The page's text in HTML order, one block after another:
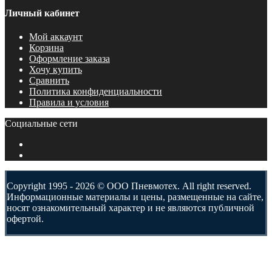
Личный кабинет
Мой аккаунт
Корзина
Оформление заказа
Хочу купить
Сравнить
Политика конфиденциальности
Правила и условия
Социальные сети
Copyright 1995 - 2026 © ООО Пневмотех. All right reserved.
Информационные материалы и цены, размещенные на сайте,
носят ознакомительный характер и не являются публичной
офертой.